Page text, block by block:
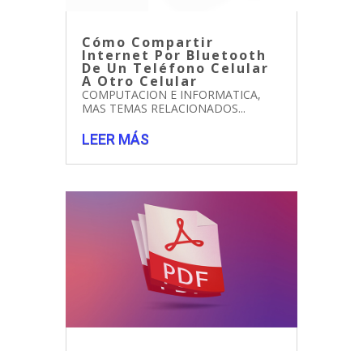
Cómo Compartir
Internet Por Bluetooth
De Un Teléfono Celular
A Otro Celular
COMPUTACION E INFORMATICA,
MAS TEMAS RELACIONADOS...
LEER MÁS